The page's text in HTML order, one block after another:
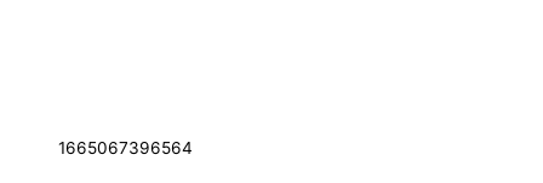
1665067396564